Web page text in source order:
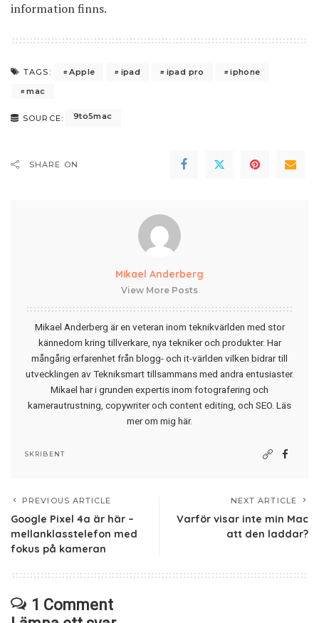
information finns.
TAGS: Apple ipad ipad pro
iphone
mac
SOURCE: 9to5mac
SHARE ON
Mikael Anderberg
View More Posts
Mikael Anderberg är en veteran inom teknikvärlden med stor
kännedom kring tillverkare, nya tekniker och produkter. Har
mångårig erfarenhet från blogg- och it-världen vilken bidrar till
utvecklingen av Tekniksmart tillsammans med andra entusiaster.
Mikael har i grunden expertis inom fotografering och
kamerautrustning, copywriter och content editing, och SEO. Läs
mer om mig här.
SKRIBENT
PREVIOUS ARTICLE
Google Pixel 4a är här –
mellanklasstelefon med
fokus på kameran
NEXT ARTICLE
Varför visar inte min Mac
att den laddar?
1 Comment